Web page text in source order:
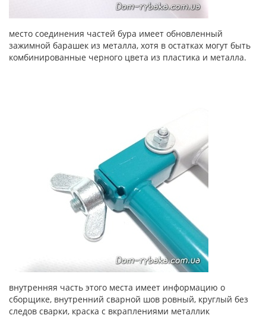
место соединения частей бура имеет обновленный
зажимной барашек из металла, хотя в остатках могут быть
комбинированные черного цвета из пластика и металла.
внутренняя часть этого места имеет информацию о
сборщике, внутренний сварной шов ровный, круглый без
следов сварки, краска с вкраплениями металлик